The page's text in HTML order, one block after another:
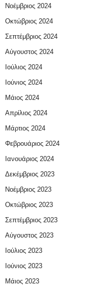
Νοέμβριος 2024
Οκτώβριος 2024
Σεπτέμβριος 2024
Αύγουστος 2024
Ιούλιος 2024
Ιούνιος 2024
Μάιος 2024
Απρίλιος 2024
Μάρτιος 2024
Φεβρουάριος 2024
Ιανουάριος 2024
Δεκέμβριος 2023
Νοέμβριος 2023
Οκτώβριος 2023
Σεπτέμβριος 2023
Αύγουστος 2023
Ιούλιος 2023
Ιούνιος 2023
Μάιος 2023